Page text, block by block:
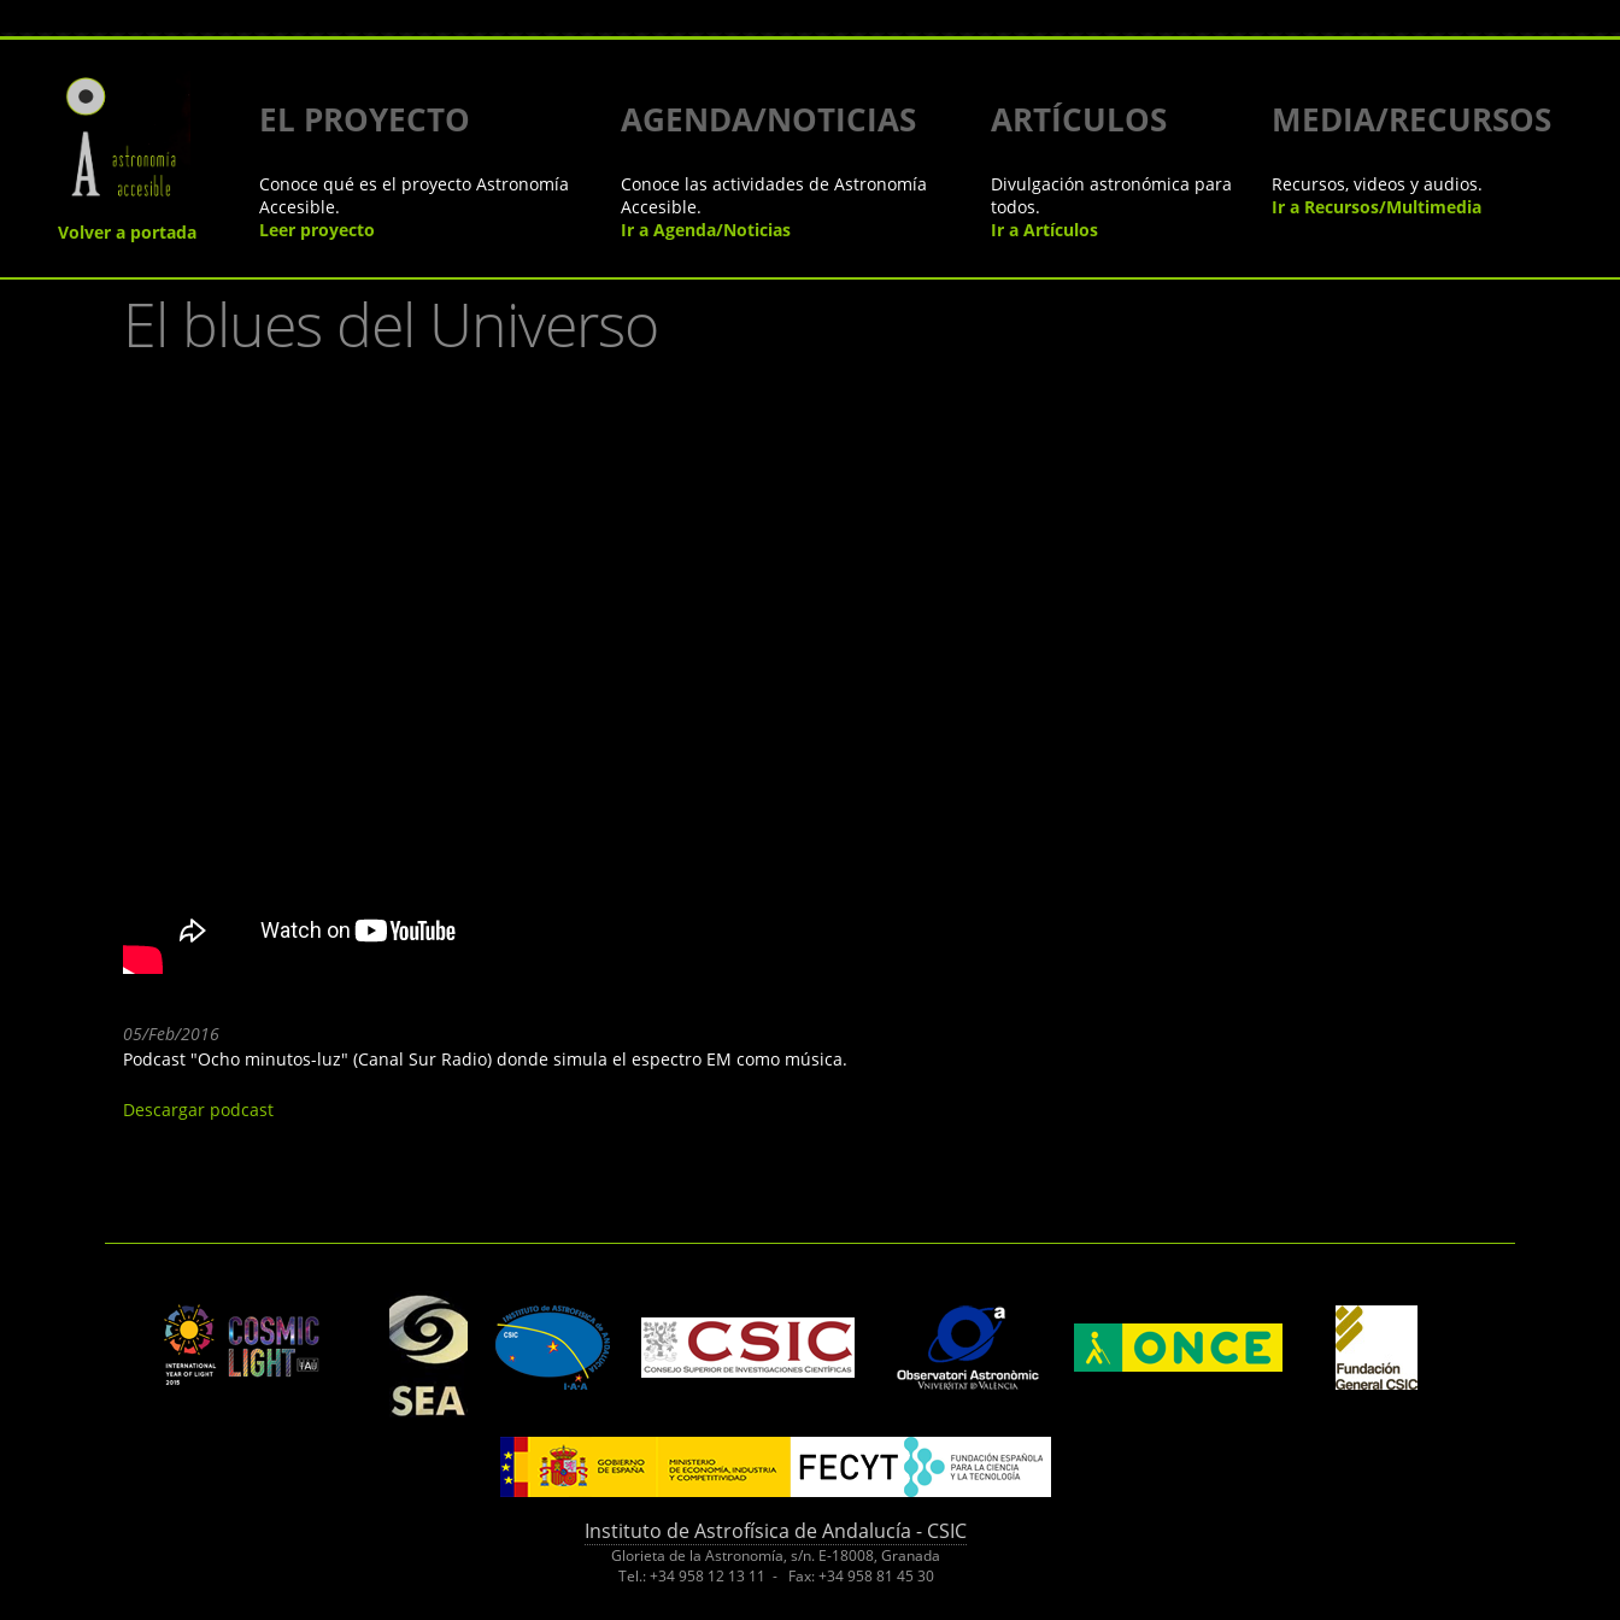
Volver a portada
EL PROYECTO AGENDA/NOTICIAS ARTÍCULOS MEDIA/RECURSOS
Conoce qué es el proyecto Astronomía
Accesible.
Leer proyecto
Conoce las actividades de Astronomía
Accesible.
Ir a Agenda/Noticias
Divulgación astronómica para
todos.
Ir a Artículos
Recursos, videos y audios.
Ir a Recursos/Multimedia
El blues del Universo
05/Feb/2016
Podcast "Ocho minutos-luz" (Canal Sur Radio) donde simula el espectro EM como música.
Descargar podcast
Instituto de Astrofísica de Andalucía - CSIC
Glorieta de la Astronomía, s/n. E-18008, Granada
Tel.: +34 958 12 13 11 - Fax: +34 958 81 45 30